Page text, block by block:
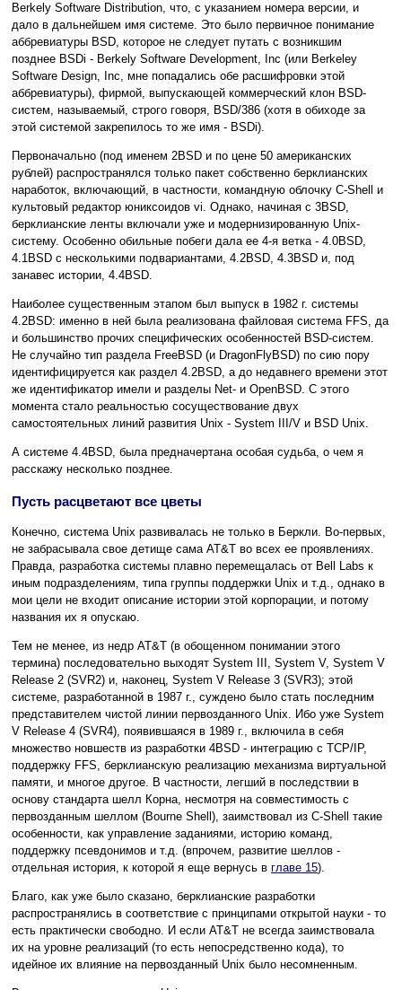
Berkely Software Distribution, что, с указанием номера версии, и
дало в дальнейшем имя системе. Это было первичное понимание
аббревиатуры BSD, которое не следует путать с возникшим
позднее BSDi - Berkely Software Development, Inc (или Berkeley
Software Design, Inc, мне попадались обе расшифровки этой
аббревиатуры), фирмой, выпускающей коммерческий клон BSD-
систем, называемый, строго говоря, BSD/386 (хотя в обиходе за
этой системой закрепилось то же имя - BSDi).
Первоначально (под именем 2BSD и по цене 50 американских
рублей) распространялся только пакет собственно берклианских
наработок, включающий, в частности, командную облочку C-Shell и
культовый редактор юниксоидов vi. Однако, начиная с 3BSD,
берклианские ленты включали уже и модернизированную Unix-
систему. Особенно обильные побеги дала ее 4-я ветка - 4.0BSD,
4.1BSD с несколькими подвариантами, 4.2BSD, 4.3BSD и, под
занавес истории, 4.4BSD.
Наиболее существенным этапом был выпуск в 1982 г. системы
4.2BSD: именно в ней была реализована файловая система FFS, да
и большинство прочих специфических особенностей BSD-систем.
Не случайно тип раздела FreeBSD (и DragonFlyBSD) по сию пору
идентифицируется как раздел 4.2BSD, а до недавнего времени этот
же идентификатор имели и разделы Net- и OpenBSD. С этого
момента стало реальностью сосуществование двух
самостоятельных линий развития Unix - System III/V и BSD Unix.
А системе 4.4BSD, была предначертана особая судьба, о чем я
расскажу несколько позднее.
Пусть расцветают все цветы
Конечно, система Unix развивалась не только в Беркли. Во-первых,
не забрасывала свое детище сама AT&T во всех ее проявлениях.
Правда, разработка системы плавно перемещалась от Bell Labs к
иным подразделениям, типа группы поддержки Unix и т.д., однако в
мои цели не входит описание истории этой корпорации, и потому
названия их я опускаю.
Тем не менее, из недр AT&T (в обощенном понимании этого
термина) последовательно выходят System III, System V, System V
Release 2 (SVR2) и, наконец, System V Release 3 (SVR3); этой
системе, разработанной в 1987 г., суждено было стать последним
представителем чистой линии первозданного Unix. Ибо уже System
V Release 4 (SVR4), появившаяся в 1989 г., включила в себя
множество новшеств из разработки 4BSD - интеграцию с TCP/IP,
поддержку FFS, берклианскую реализацию механизма виртуальной
памяти, и многое другое. В частности, легший в последствии в
основу стандарта шелл Корна, несмотря на совместимость с
первозданным шеллом (Bourne Shell), заимствовал из C-Shell такие
особенности, как управление заданиями, историю команд,
поддержку псевдонимов и т.д. (впрочем, развитие шеллов -
отдельная история, к которой я еще вернусь в главе 15).
Благо, как уже было сказано, берклианские разработки
распространялись в соответствие с принципами открытой науки - то
есть практически свободно. И если AT&T не всегда заимствовала
их на уровне реализаций (то есть непосредственно кода), то
идейное их влияние на первозданный Unix было несомненным.